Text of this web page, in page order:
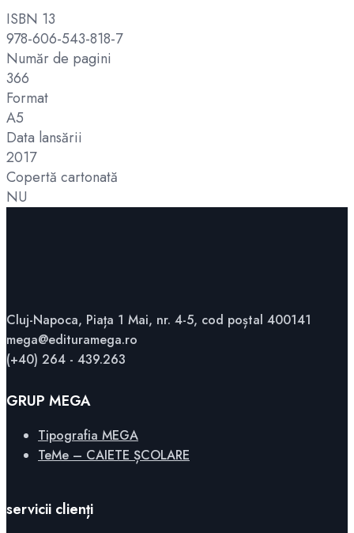
ISBN 13
978-606-543-818-7
Număr de pagini
366
Format
A5
Data lansării
2017
Copertă cartonată
NU
Cluj-Napoca, Piața 1 Mai, nr. 4-5, cod poștal 400141
mega@edituramega.ro
(+40) 264 - 439.263
GRUP MEGA
Tipografia MEGA
TeMe – CAIETE ȘCOLARE
servicii clienți